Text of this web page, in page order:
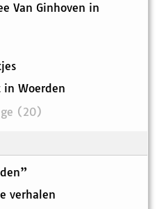
Van Ginhoven in
in Woerden
(20)
verhalen